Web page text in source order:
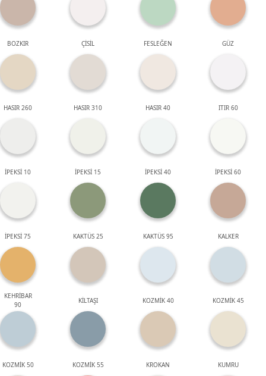
BOZKIR ÇİSİL FESLEĞEN GÜZ
HASIR 260 HASIR 310 HASIR 40 ITIR 60
İPEKSİ 10 İPEKSİ 15 İPEKSİ 40 İPEKSİ 60
İPEKSİ 75 KAKTÜS 25 KAKTÜS 95 KALKER
KEHRİBAR
90
KİLTAŞI KOZMİK 40 KOZMİK 45
KOZMİK 50 KOZMİK 55 KROKAN KUMRU